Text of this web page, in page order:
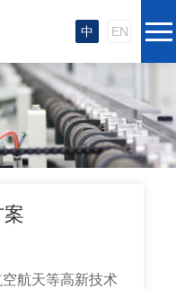
中 EN
航天等高新技术